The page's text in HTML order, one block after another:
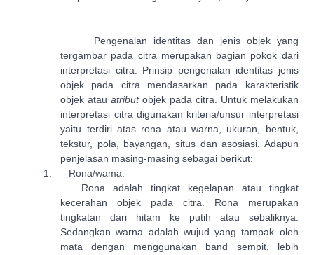
Pengenalan identitas dan jenis objek yang
tergambar pada citra merupakan bagian pokok dari
interpretasi citra. Prinsip pengenalan identitas jenis
objek pada citra mendasarkan pada karakteristik
objek atauatributobjek pada citra. Untuk melakukan
interpretasi citra digunakan kriteria/unsur interpretasi
yaitu terdiri atas rona atau warna, ukuran, bentuk,
tekstur, pola, bayangan, situs dan asosiasi. Adapun
penjelasan masing-masing sebagai berikut:
1.
Rona/wama.
Rona adalah tingkat kegelapan atau tingkat
kecerahan objek pada citra. Rona merupakan
tingkatan dari hitam ke putih atau sebaliknya.
Sedangkan warna adalah wujud yang tampak oleh
mata dengan menggunakan band sempit, lebih